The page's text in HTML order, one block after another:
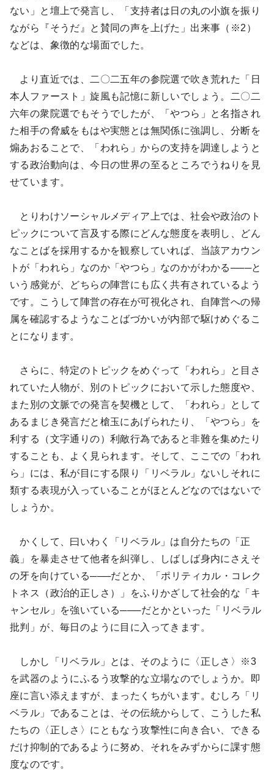
ない」と壇上で発言し、「支持者は日の丸の小旗を振り
ながら『そうだ』と賛同の声を上げた」出来事（※2）
などは、象徴的な場面でした。
より直近では、二〇二五年の参院選で吹き荒れた「日
本人ファースト」旋風も記憶に新しいでしょう。二〇二
六年の衆院選でもそうでしたが、「やつら」と名指され
た相手の脅威をもはや実態とは無関係に強調し、分断を
煽あおることで、「われら」からの支持を調達しようと
する政治動向は、今日の世界の至るところでうねりを見
せています。
とりわけソーシャルメディア上では、社会や政治のト
ピックについて言及する際にどんな態度を表明し、どん
なことばを採用するかを観察していれば、当該アカウン
トが「われら」なのか「やつら」なのかがわかる───と
いう感覚が、どちらの陣営にも広く共有されているよう
です。こうして陣営の存在が可視化され、自陣営への帰
属を確認するようなことばづかいが内部で駆けめぐるこ
とになります。
さらに、特定のトピックをめぐって「われら」と目さ
れていた人物が、別のトピックにおいて示した態度や、
また別の文脈での発言を契機として、「われら」として
あるまじき発言だと槍玉にあげられたり、「やつら」を
利する（文字通りの）利敵行為であると非難を集めたり
することも、よく見られます。そして、ここでの「われ
ら」には、私が目にする限り「リベラル」ないしそれに
類する表現が入っていることがほとんどなのではないで
しょうか。
かくして、曰いわく「リベラル」は自分たちの「正
義」を暴走させて他者を糾弾し、しばしば身内にさえそ
の牙を向けている───だとか、「ポリティカル・コレク
トネス（政治的正しさ）」をふりかざして社会的な「キ
ャンセル」を強いている───だとかといった「リベラル
批判」が、毎日のように目に入ってきます。
しかし「リベラル」とは、そのように〈正しさ〉※3
を武器のようにふるう攻撃的な立場なのでしょうか。即
座に言い添えますが、まったくちがいます。むしろ「リ
ベラル」であることは、その伝統からして、こうした私
たちの〈正しさ〉にともなう攻撃性に向き合い、できる
だけ抑制的であるように努め、それをみずからに課す態
度なのです。